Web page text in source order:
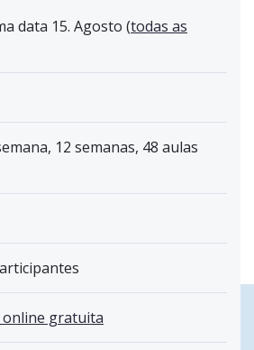
data 15. Agosto (todas as
12 semanas, 48 aulas
gratuita